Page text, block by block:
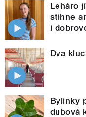
Leháro
stihne
i
Dva
Bylinky
dubová